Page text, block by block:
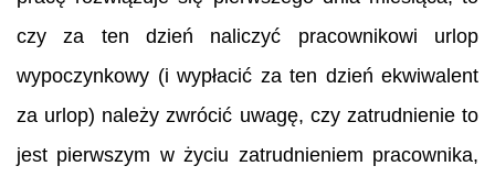
czy za ten dzień naliczyć pracownikowi urlop
wypoczynkowy (i wypłacić za ten dzień ekwiwalent
za urlop) należy zwrócić uwagę, czy zatrudnienie to
jest pierwszym w życiu zatrudnieniem pracownika,